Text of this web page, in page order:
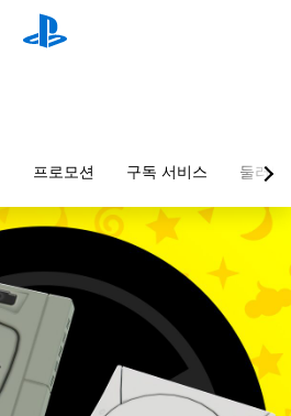
프로모션 구독 서비스 둘러보